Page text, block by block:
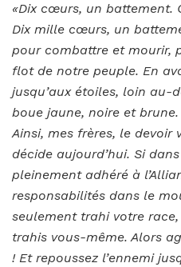
«Dix cœurs, un battement.
Dix mille cœurs, un
pour combattre et mourir,
flot de notre peuple. En
jusqu’aux étoiles, loin au-
boue jaune, noire et brune.
Ainsi, mes frères, le devoir
décide aujourd’hui. Si
pleinement adhéré à
responsabilités dans le
seulement trahi votre
trahis vous-même. Alors
! Et repoussez l’ennemi